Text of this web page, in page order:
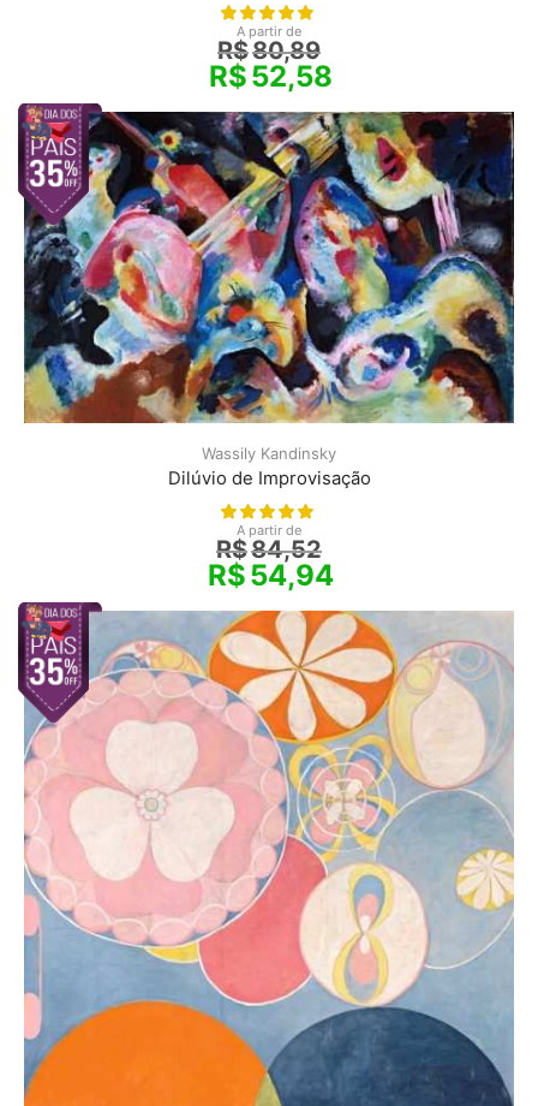
A partir de
R$80,89
R$52,58
Wassily Kandinsky
Dilúvio de Improvisação
A partir de
R$84,52
R$54,94